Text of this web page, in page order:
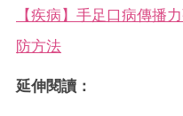
【疾病】手足口病傳播
防方法
延伸閱讀：